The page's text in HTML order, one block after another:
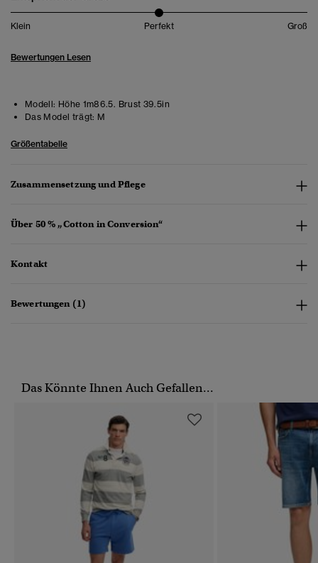
Klein Perfekt Groß
Bewertungen Lesen
Modell: Höhe 1m86.5. Brust 39.5in
Das Model trägt: M
Größentabelle
Zusammensetzung und Pflege
Über 50 % „Cotton in Conversion“
Kontakt
Bewertungen (1)
Das Könnte Ihnen Auch Gefallen...